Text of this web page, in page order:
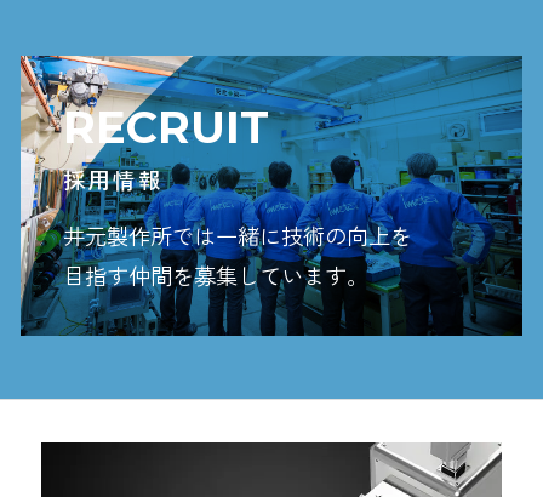
RECRUIT
採用情報
井元製作所では一緒に技術の向上を
目指す仲間を募集しています。